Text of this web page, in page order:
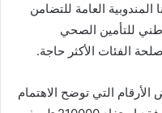
العامة للتضامن
للتأمين الصحي
الفئات الأكثر حاجة.
التي توضح الاهتمام